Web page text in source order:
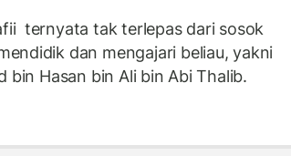
ternyata tak terlepas dari sosok
dan mengajari beliau, yakni
bin Hasan bin Ali bin Abi Thalib.